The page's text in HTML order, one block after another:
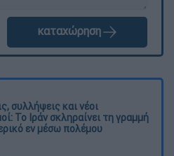
καταχώρηση
συλλήψεις και νέοι
Το Ιράν σκληραίνει τη γραμμή
εν μέσω πολέμου